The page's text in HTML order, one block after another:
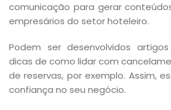
comunicação para gerar
empresários do setor hoteleiro.
Podem ser desenvolvidos
dicas de como lidar com
de reservas, por exemplo. Assim,
confiança no seu negócio.